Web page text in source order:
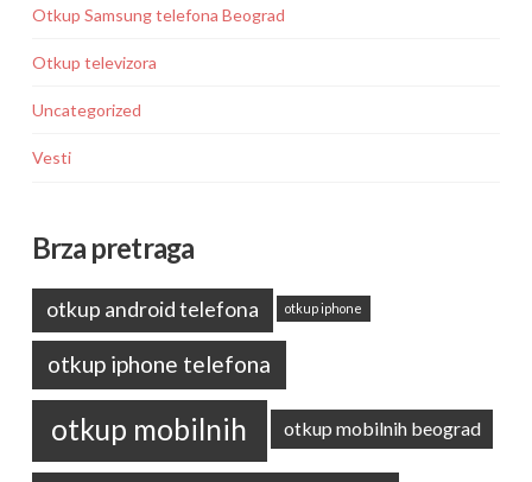
Otkup Samsung telefona Beograd
Otkup televizora
Uncategorized
Vesti
Brza pretraga
otkup android telefona otkup iphone
otkup iphone telefona
otkup mobilnih otkup mobilnih beograd